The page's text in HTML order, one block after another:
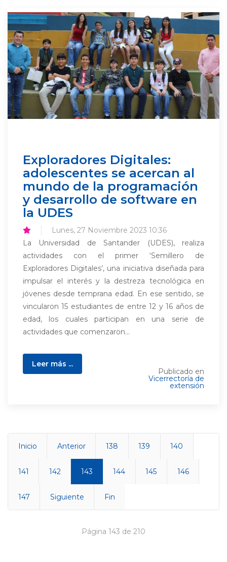
Exploradores Digitales:
adolescentes se acercan al
mundo de la programación
y desarrollo de software en
la UDES
Lunes, 27 Noviembre 2023 10:36
La Universidad de Santander (UDES), realiza
actividades con el primer ‘Semillero de
Exploradores Digitales’, una iniciativa diseñada para
impulsar el interés y la destreza tecnológica en
jóvenes desde temprana edad. En ese sentido, se
vincularon 15 estudiantes de entre 12 y 16 años de
edad, los cuales participan en una serie de
actividades que comenzaron...
Leer más ...
Publicado en
Vicerrectoría de
extensión
Inicio Anterior 138 139 140
141 142 143 144 145 146
147 Siguiente Fin
Página 143 de 210